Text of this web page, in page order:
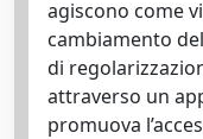
agiscono come
cambiamento
di
attraverso un
promuova